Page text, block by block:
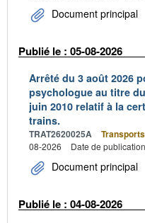
Document principal
Publié le : 05-08-2026
Arrêté du 3 août 2026
psychologue au titre
juin 2010 relatif à la
trains.
TRAT2620025A Transports
08-2026
Date de
Document principal
Publié le : 04-08-2026